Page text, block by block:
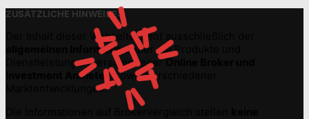
ZUSÄTZLICHE HINWEISE:
Der Inhalt dieser Webseite dient ausschließlich der
allgemeinen Informationüber die Produkte und
Dienstleistungen verschiedenerOnline Broker und
Investment Anbieter, sowie verschiedener
Marktentwicklungen.
Die Informationen auf Brokervergleich stellen